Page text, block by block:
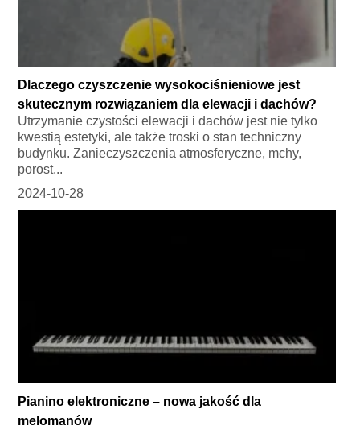
Dlaczego czyszczenie wysokociśnieniowe jest
skutecznym rozwiązaniem dla elewacji i dachów?
Utrzymanie czystości elewacji i dachów jest nie tylko
kwestią estetyki, ale także troski o stan techniczny
budynku. Zanieczyszczenia atmosferyczne, mchy,
porost...
2024-10-28
Pianino elektroniczne – nowa jakość dla
melomanów